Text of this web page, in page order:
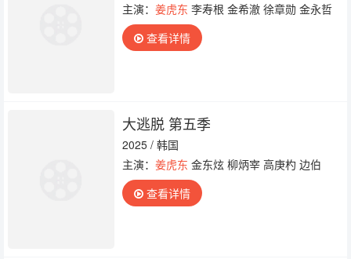
主演： 姜虎东 李寿根 金希澈 徐章勋 金永哲
查看详情
大逃脱 第五季
2025 / 韩国
主演： 姜虎东 金东炫 柳炳宰 高庚杓 边伯
查看详情